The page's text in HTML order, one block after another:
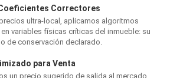
Correctores
variables físicas críticas del inmueble: su
de conservación declarado.
para Venta